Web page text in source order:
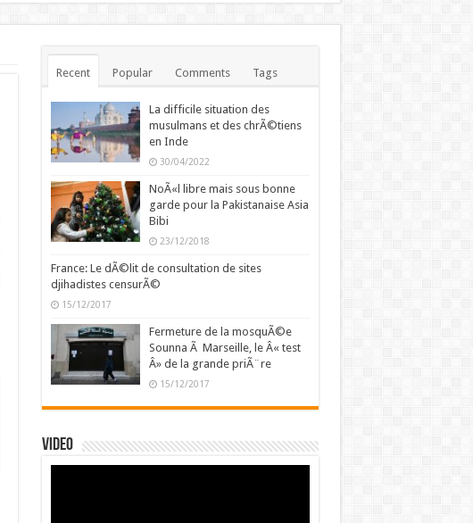
Recent Popular Comments Tags
La difficile situation des
musulmans et des chrÃ©tiens
en Inde
30/04/2022
NoÃ«l libre mais sous bonne
garde pour la Pakistanaise Asia
Bibi
23/12/2018
France: Le dÃ©lit de consultation de sites
djihadistes censurÃ©
15/12/2017
Fermeture de la mosquÃ©e
Sounna Ã Marseille, le Â« test
Â» de la grande priÃ¨re
15/12/2017
Video